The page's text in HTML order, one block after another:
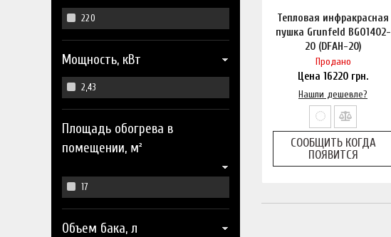
220
Мощность, кВт
2,43
Площадь обогрева в
помещении, м²
17
Объем бака, л
Тепловая инфракрасная
пушка Grunfeld BGO1402-
20 (DFAH-20)
Продано
Цена 16220 грн.
Нашли дешевле?
СООБЩИТЬ КОГДА
ПОЯВИТСЯ